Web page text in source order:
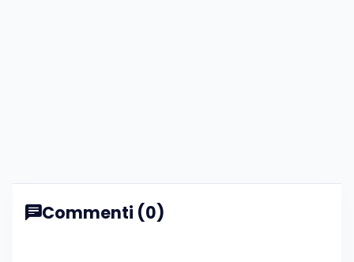
Commenti (0)